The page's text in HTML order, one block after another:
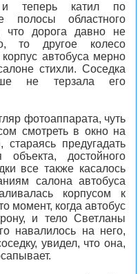
теперь катил по
полосы областного
что дорога давно не
то другое колесо
автобуса мерно
стихли. Соседка
не терзала его
фотоаппарата, чуть
смотреть в окно на
предугадать
достойного
все также касалось
салона автобуса
корпусом к
момент, когда автобус
и тело Светланы
навалилось на него,
увидел, что она,